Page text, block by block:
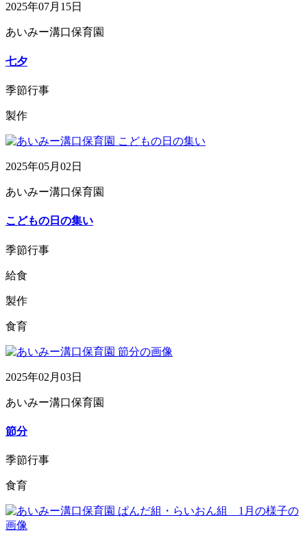
2025年07月15日
あいみー溝口保育園
七夕
季節行事
製作
2025年05月02日
あいみー溝口保育園
こどもの日の集い
季節行事
給食
製作
食育
2025年02月03日
あいみー溝口保育園
節分
季節行事
食育